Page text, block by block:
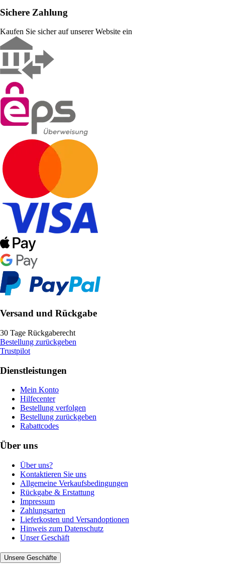
Sichere Zahlung
Kaufen Sie sicher auf unserer Website ein
Versand und Rückgabe
30 Tage Rückgaberecht
Bestellung zurückgeben
Trustpilot
Dienstleistungen
Mein Konto
Hilfecenter
Bestellung verfolgen
Bestellung zurückgeben
Rabattcodes
Über uns
Über uns?
Kontaktieren Sie uns
Allgemeine Verkaufsbedingungen
Rückgabe & Erstattung
Impressum
Zahlungsarten
Lieferkosten und Versandoptionen
Hinweis zum Datenschutz
Unser Geschäft
Unsere Geschäfte